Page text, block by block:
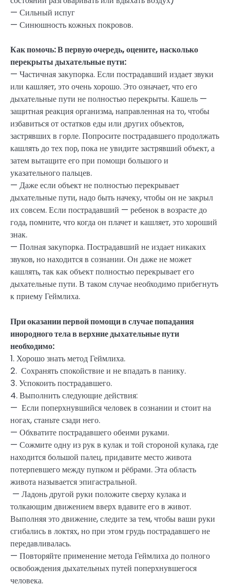
— Сильный испуг
— Синюшность кожных покровов.
Как помочь:В первую очередь, оцените, насколько
перекрыты дыхательные пути:
— Частичная закупорка. Если пострадавший издает звуки
или кашляет, это очень хорошо. Это означает, что его
дыхательные пути не полностью перекрыты. Кашель —
защитная реакция организма, направленная на то, чтобы
избавиться от остатков еды или других объектов,
застрявших в горле. Попросите пострадавшего продолжать
кашлять до тех пор, пока не увидите застрявший объект, а
затем вытащите его при помощи большого и
указательного пальцев.
— Даже если объект не полностью перекрывает
дыхательные пути, надо быть начеку, чтобы он не закрыл
их совсем. Если пострадавший — ребенок в возрасте до
года, помните, что когда он плачет и кашляет, это хороший
знак.
— Полная закупорка. Пострадавший не издает никаких
звуков, но находится в сознании. Он даже не может
кашлять, так как объект полностью перекрывает его
дыхательные пути. В таком случае необходимо прибегнуть
к приему Геймлиха.
При оказании первой помощи в случае попадания
инородного тела в верхние дыхательные пути
необходимо:
1. Хорошо знать метод Геймлиха.
2. Сохранять спокойствие и не впадать в панику.
3. Успокоить пострадавшего.
4. Выполнить следующие действия:
— Если поперхнувшийся человек в сознании и стоит на
ногах, станьте сзади него.
— Обхватите пострадавшего обеими руками.
— Сожмите одну из рук в кулак и той стороной кулака, где
находится большой палец, придавите место живота
потерпевшего между пупком и рёбрами. Эта область
живота называется эпигастральной.
— Ладонь другой руки положите сверху кулака и
толкающим движением вверх вдавите его в живот.
Выполняя это движение, следите за тем, чтобы ваши руки
сгибались в локтях, но при этом грудь пострадавшего не
передавливалась.
— Повторяйте применение метода Геймлиха до полного
освобождения дыхательных путей поперхнувшегося
человека.